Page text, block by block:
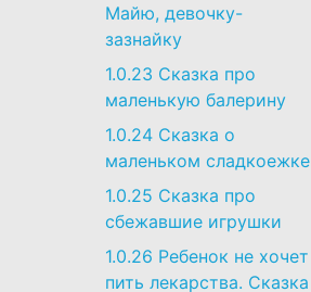
Майю, девочку-
зазнайку
1.0.23 Сказка про
маленькую балерину
1.0.24 Сказка о
маленьком сладкоежке
1.0.25 Сказка про
сбежавшие игрушки
1.0.26 Ребенок не хочет
пить лекарства. Сказка